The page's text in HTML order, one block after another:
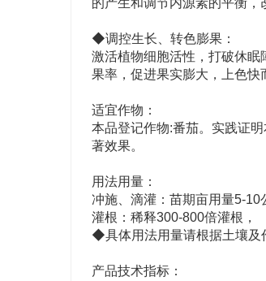
的产生和调节内源素的平衡，
◆调控生长、转色膨果：
激活植物细胞活性，打破休
果率，促进果实膨大，上色快
适宜作物：
本品登记作物:番茄。实践证
著效果。
用法用量：
冲施、滴灌：苗期亩用量5-10
灌根：稀释300-800倍灌根，
◆具体用法用量请根据土壤及
产品技术指标：